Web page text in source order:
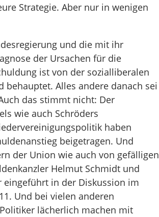
Strategie. Aber nur in wenigen
und die mit ihr
der Ursachen für die
ist von der sozialliberalen
Alles andere danach sei
das stimmt nicht: Der
wie auch Schröders
haben
beigetragen. Und
der Union wie auch von gefälligen
Helmut Schmidt und
eingeführt in der Diskussion im
Und bei vielen anderen
lächerlich machen mit